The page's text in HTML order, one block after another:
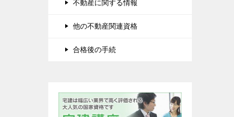
不動産に関する情報
他の不動産関連資格
合格後の手続